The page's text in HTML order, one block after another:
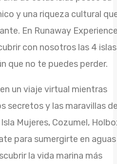
y una riqueza cultural
En Runaway
con nosotros las 4 islas
que no te puedes perder.
un viaje virtual mientras
secretos y las maravillas
Mujeres, Cozumel,
para sumergirte en aguas
la vida marina más